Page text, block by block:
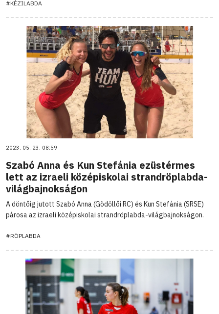
#KÉZILABDA
2023. 05. 23. 08:59
Szabó Anna és Kun Stefánia ezüstérmes
lett az izraeli középiskolai strandröplabda-
világbajnokságon
A döntőig jutott Szabó Anna (Gödöllői RC) és Kun Stefánia (SRSE)
párosa az izraeli középiskolai strandröplabda-világbajnokságon.
#RÖPLABDA